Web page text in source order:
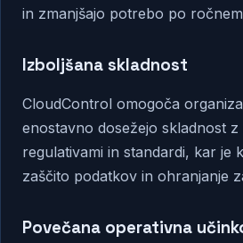
in zmanjšajo potrebo po
Izboljšana skladnost
CloudControl omogoča
enostavno dosežejo skladnost z
regulativami in standardi, kar je
zaščito podatkov in ohranjanje
Povečana operativna